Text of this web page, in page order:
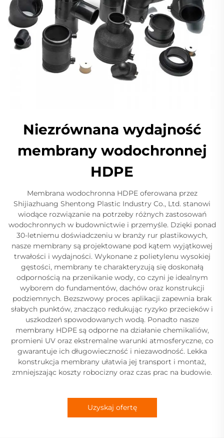
Niezrównana wydajność
membrany wodochronnej
HDPE
Membrana wodochronna HDPE oferowana przez
Shijiazhuang Shentong Plastic Industry Co., Ltd. stanowi
wiodące rozwiązanie na potrzeby różnych zastosowań
wodochronnych w budownictwie i przemyśle. Dzięki ponad
30-letniemu doświadczeniu w branży rur plastikowych,
nasze membrany są projektowane pod kątem wyjątkowej
trwałości i wydajności. Wykonane z polietylenu wysokiej
gęstości, membrany te charakteryzują się doskonałą
odpornością na przenikanie wody, co czyni je idealnym
wyborem do fundamentów, dachów oraz konstrukcji
podziemnych. Bezszwowy proces aplikacji zapewnia brak
słabych punktów, znacząco redukując ryzyko przecieków i
uszkodzeń spowodowanych wodą. Ponadto nasze
membrany HDPE są odporne na działanie chemikaliów,
promieni UV oraz ekstremalne warunki atmosferyczne, co
gwarantuje ich długowieczność i niezawodność. Lekka
konstrukcja membrany ułatwia jej transport i montaż,
zmniejszając koszty robocizny oraz czas prac na budowie.
Uzyskaj ofertę